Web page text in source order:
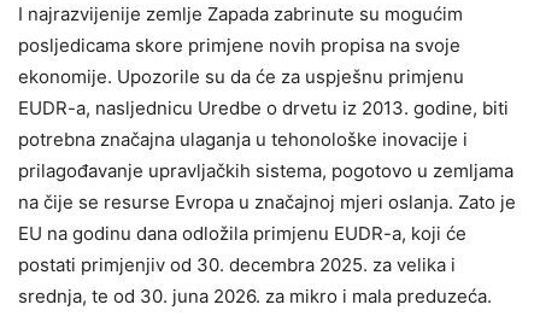
I najrazvijenije zemlje Zapada zabrinute su mogućim
posljedicama skore primjene novih propisa na svoje
ekonomije. Upozorile su da će za uspješnu primjenu
EUDR-a, nasljednicu Uredbe o drvetu iz 2013. godine, biti
potrebna značajna ulaganja u tehonološke inovacije i
prilagođavanje upravljačkih sistema, pogotovo u zemljama
na čije se resurse Evropa u značajnoj mjeri oslanja. Zato je
EU na godinu dana odložila primjenu EUDR-a, koji će
postati primjenjiv od 30. decembra 2025. za velika i
srednja, te od 30. juna 2026. za mikro i mala preduzeća.